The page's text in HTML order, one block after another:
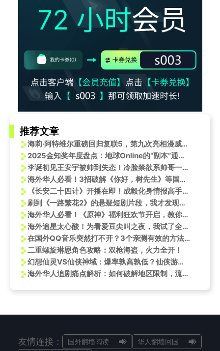
推荐文章
海莉·阿特维尔重磅回归复联5，第九次亮相漫威宇宙！
2025金知奖年度盘点：地球Online的“副本”通关秘籍，海外华人如何解锁完整版？
李诞初见王安宇被帅到失态！冷脸禁欲系帅哥一笑瞬间破防，网友直呼太上头
海外华人必看！3招破解《你好，树先生》等国内视频限制，轻松追剧无压力
《长安二十四计》开播在即！成毅化身情报高手，海外剧迷如何抢先看？
刷到《一路繁花2》的悬疑短剧片段，我才发现这些影后私下反差这么大！
海外华人必看！《原神》福利狂欢节开启，教你轻松解锁地区限制畅玩游戏
海外追星太心酸！为看爱豆尖叫之夜，我试了全网所有方法，最后发现卡顿的真相
在国外QQ音乐突然打不开？3个亲测有效的方法，让你秒回快乐老家
二重螺旋琳恩角色攻略：双枪海盗，火力全开！
幻想仙灵VS仙侠神域：爆率孰高孰低？仙侠游戏深度对比
海外华人追剧痛点解析：如何破解地区限制，流畅观看《长安二十四计》等热播内容
友情连接： 国外翻墙阅读 华人翻墙回国